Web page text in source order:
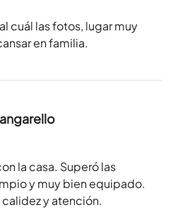
cuál las fotos, lugar muy
en familia.
la casa. Superó las
y muy bien equipado.
calidez y atención.